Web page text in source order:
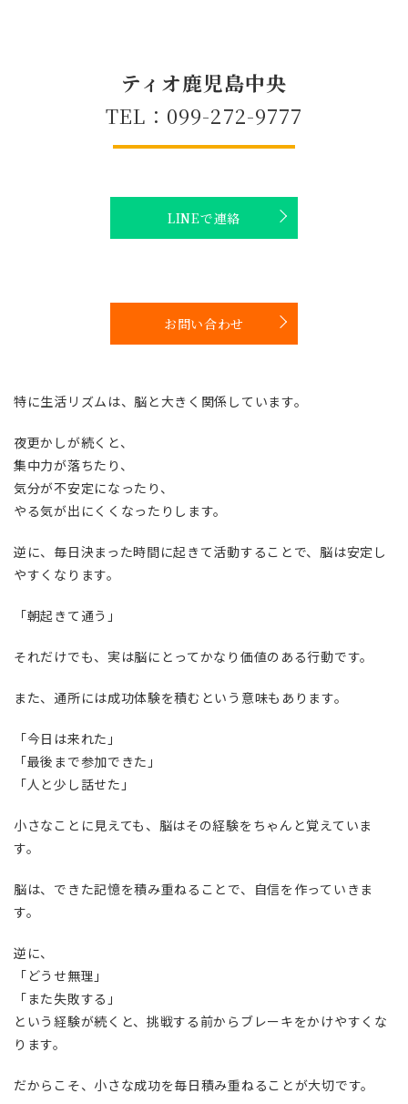
ティオ鹿児島中央
TEL：099-272-9777
LINEで連絡
お問い合わせ
特に生活リズムは、脳と大きく関係しています。
夜更かしが続くと、
集中力が落ちたり、
気分が不安定になったり、
やる気が出にくくなったりします。
逆に、毎日決まった時間に起きて活動することで、脳は安定し
やすくなります。
「朝起きて通う」
それだけでも、実は脳にとってかなり価値のある行動です。
また、通所には成功体験を積むという意味もあります。
「今日は来れた」
「最後まで参加できた」
「人と少し話せた」
小さなことに見えても、脳はその経験をちゃんと覚えていま
す。
脳は、できた記憶を積み重ねることで、自信を作っていきま
す。
逆に、
「どうせ無理」
「また失敗する」
という経験が続くと、挑戦する前からブレーキをかけやすくな
ります。
だからこそ、小さな成功を毎日積み重ねることが大切です。